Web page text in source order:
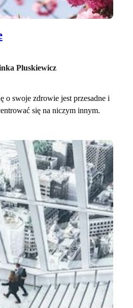
Pluskiewicz
o swoje zdrowie jest przesadne i
się na niczym innym.